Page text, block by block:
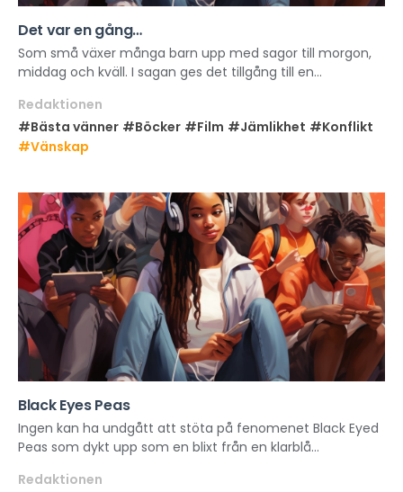
Det var en gång…
Som små växer många barn upp med sagor till morgon,
middag och kväll. I sagan ges det tillgång till en...
Redaktionen
#Bästa vänner #Böcker #Film #Jämlikhet #Konflikt
#Vänskap
Black Eyes Peas
Ingen kan ha undgått att stöta på fenomenet Black Eyed
Peas som dykt upp som en blixt från en klarblå...
Redaktionen